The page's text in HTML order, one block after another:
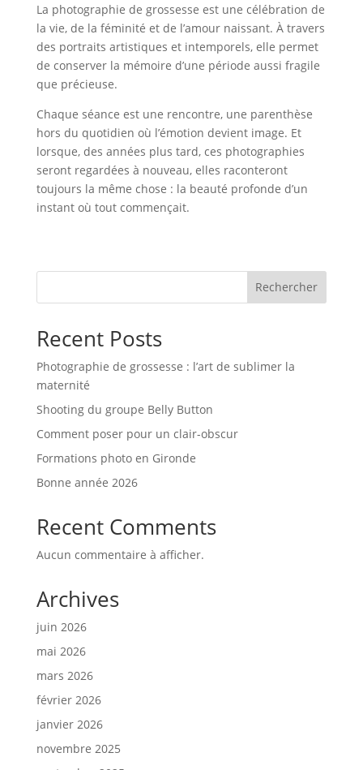
La photographie de grossesse est une célébration de
la vie, de la féminité et de l’amour naissant. À travers
des portraits artistiques et intemporels, elle permet
de conserver la mémoire d’une période aussi fragile
que précieuse.
Chaque séance est une rencontre, une parenthèse
hors du quotidien où l’émotion devient image. Et
lorsque, des années plus tard, ces photographies
seront regardées à nouveau, elles raconteront
toujours la même chose : la beauté profonde d’un
instant où tout commençait.
Rechercher
Recent Posts
Photographie de grossesse : l’art de sublimer la
maternité
Shooting du groupe Belly Button
Comment poser pour un clair-obscur
Formations photo en Gironde
Bonne année 2026
Recent Comments
Aucun commentaire à afficher.
Archives
juin 2026
mai 2026
mars 2026
février 2026
janvier 2026
novembre 2025